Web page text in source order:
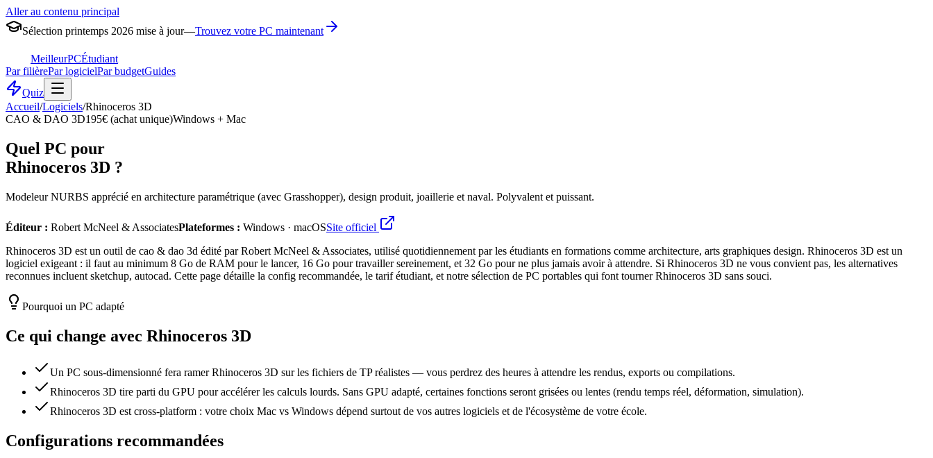
Aller au contenu principal
Sélection printemps 2026 mise à jour—Trouvez votre PC maintenant
MeilleurPCÉtudiant
Par filièrePar logicielPar budgetGuides
Quiz
Accueil/Logiciels/Rhinoceros 3D
CAO & DAO 3D195€ (achat unique)Windows + Mac
Quel PC pour
Rhinoceros 3D ?
Modeleur NURBS apprécié en architecture paramétrique (avec Grasshopper), design produit, joaillerie et naval. Polyvalent et puissant.
Éditeur : Robert McNeel & AssociatesPlateformes : Windows · macOSSite officiel
Rhinoceros 3D est un outil de cao & dao 3d édité par Robert McNeel & Associates, utilisé quotidiennement par les étudiants en formations comme architecture, arts graphiques design. Rhinoceros 3D est un
logiciel exigeant : il faut au minimum 8 Go de RAM pour le lancer, 16 Go pour travailler sereinement, et 32 Go pour ne plus jamais avoir à attendre. Si Rhinoceros 3D ne vous convient pas, les alternatives
reconnues incluent sketchup, autocad. Cette page détaille la config recommandée, le tarif étudiant, et notre sélection de PC portables qui font tourner Rhinoceros 3D sans souci.
Pourquoi un PC adapté
Ce qui change avec Rhinoceros 3D
Un PC sous-dimensionné fera ramer Rhinoceros 3D sur les fichiers de TP réalistes — vous perdrez des heures à attendre les rendus, exports ou compilations.
Rhinoceros 3D tire parti du GPU pour accélérer les calculs lourds. Sans GPU adapté, certaines fonctions seront grisées ou lentes (rendu temps réel, déformation, simulation).
Rhinoceros 3D est cross-platform : votre choix Mac vs Windows dépend surtout de vos autres logiciels et de l'écosystème de votre école.
Configurations recommandées